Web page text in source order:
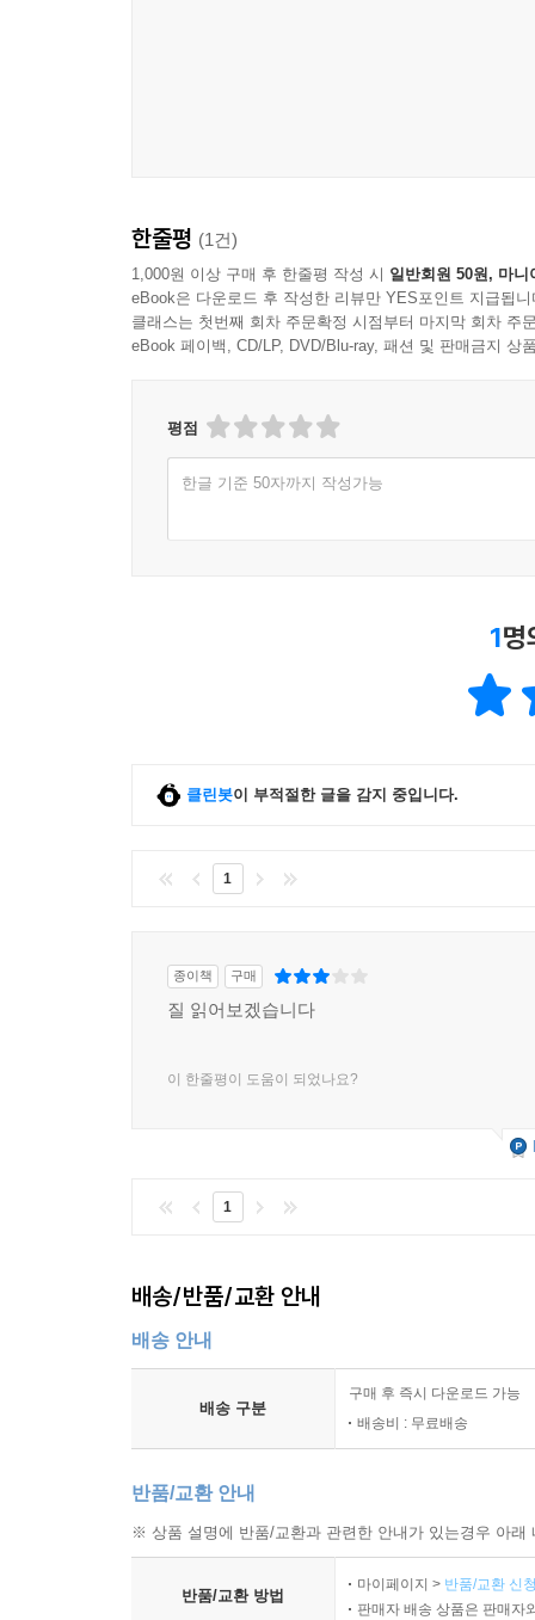
한줄평 (1건)
1,000원 이상 구매 후 한줄평 작성 시 일반회원 50원, 마니
eBook은 다운로드 후 작성한 리뷰만 YES포인트 지급됩니
클래스는 첫번째 회차 주문확정 시점부터 마지막 회차 주
eBook 페이백, CD/LP, DVD/Blu-ray, 패션 및 판매금지 상
평점
한글 기준 50자까지 작성가능
1명
클린봇이 부적절한 글을 감지 중입니다.
1
종이책 구매
질 읽어보겠습니다
이 한줄평이 도움이 되었나요?
1
배송/반품/교환 안내
배송 안내
배송 구분
구매 후 즉시 다운로드 가능
배송비 : 무료배송
반품/교환 안내
※ 상품 설명에 반품/교환과 관련한 안내가 있는경우 아
반품/교환 방법
마이페이지 > 반품/교환 신
판매자 배송 상품은 판매자